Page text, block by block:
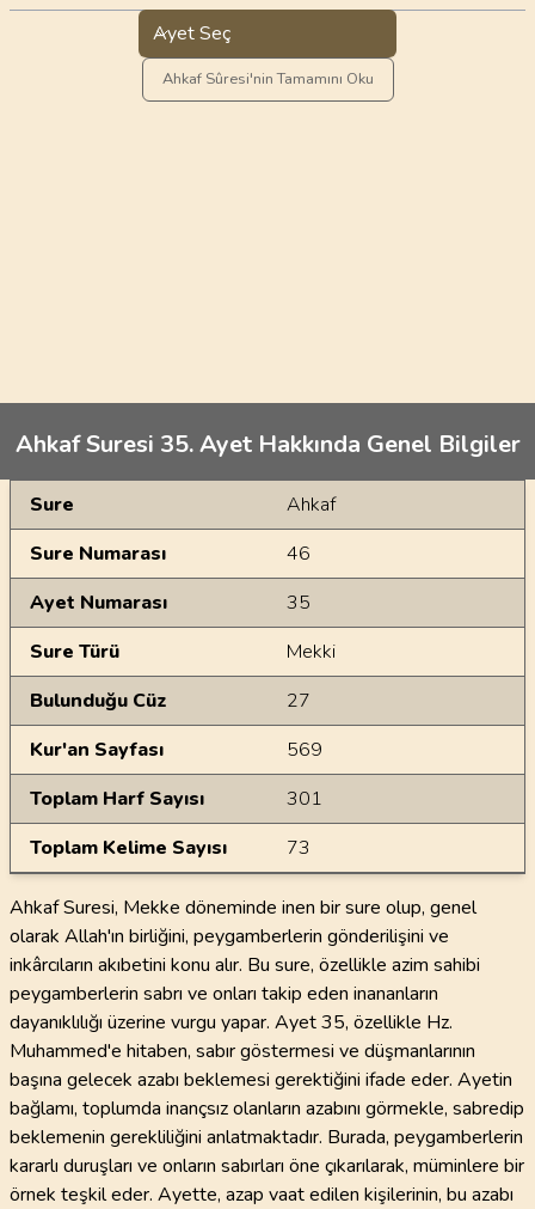
Ayet Seç
Ahkaf Sûresi'nin Tamamını Oku
Ahkaf Suresi 35. Ayet Hakkında Genel Bilgiler
Genel Bilgiler
Sure
Ahkaf
Sure Numarası
46
Ayet Numarası
35
Sure Türü
Mekki
Bulunduğu Cüz
27
Kur'an Sayfası
569
Toplam Harf Sayısı
301
Toplam Kelime Sayısı
73
Ahkaf Suresi, Mekke döneminde inen bir sure olup, genel
olarak Allah'ın birliğini, peygamberlerin gönderilişini ve
inkârcıların akıbetini konu alır. Bu sure, özellikle azim sahibi
peygamberlerin sabrı ve onları takip eden inananların
dayanıklılığı üzerine vurgu yapar. Ayet 35, özellikle Hz.
Muhammed'e hitaben, sabır göstermesi ve düşmanlarının
başına gelecek azabı beklemesi gerektiğini ifade eder. Ayetin
bağlamı, toplumda inançsız olanların azabını görmekle, sabredip
beklemenin gerekliliğini anlatmaktadır. Burada, peygamberlerin
kararlı duruşları ve onların sabırları öne çıkarılarak, müminlere bir
örnek teşkil eder. Ayette, azap vaat edilen kişilerinin, bu azabı